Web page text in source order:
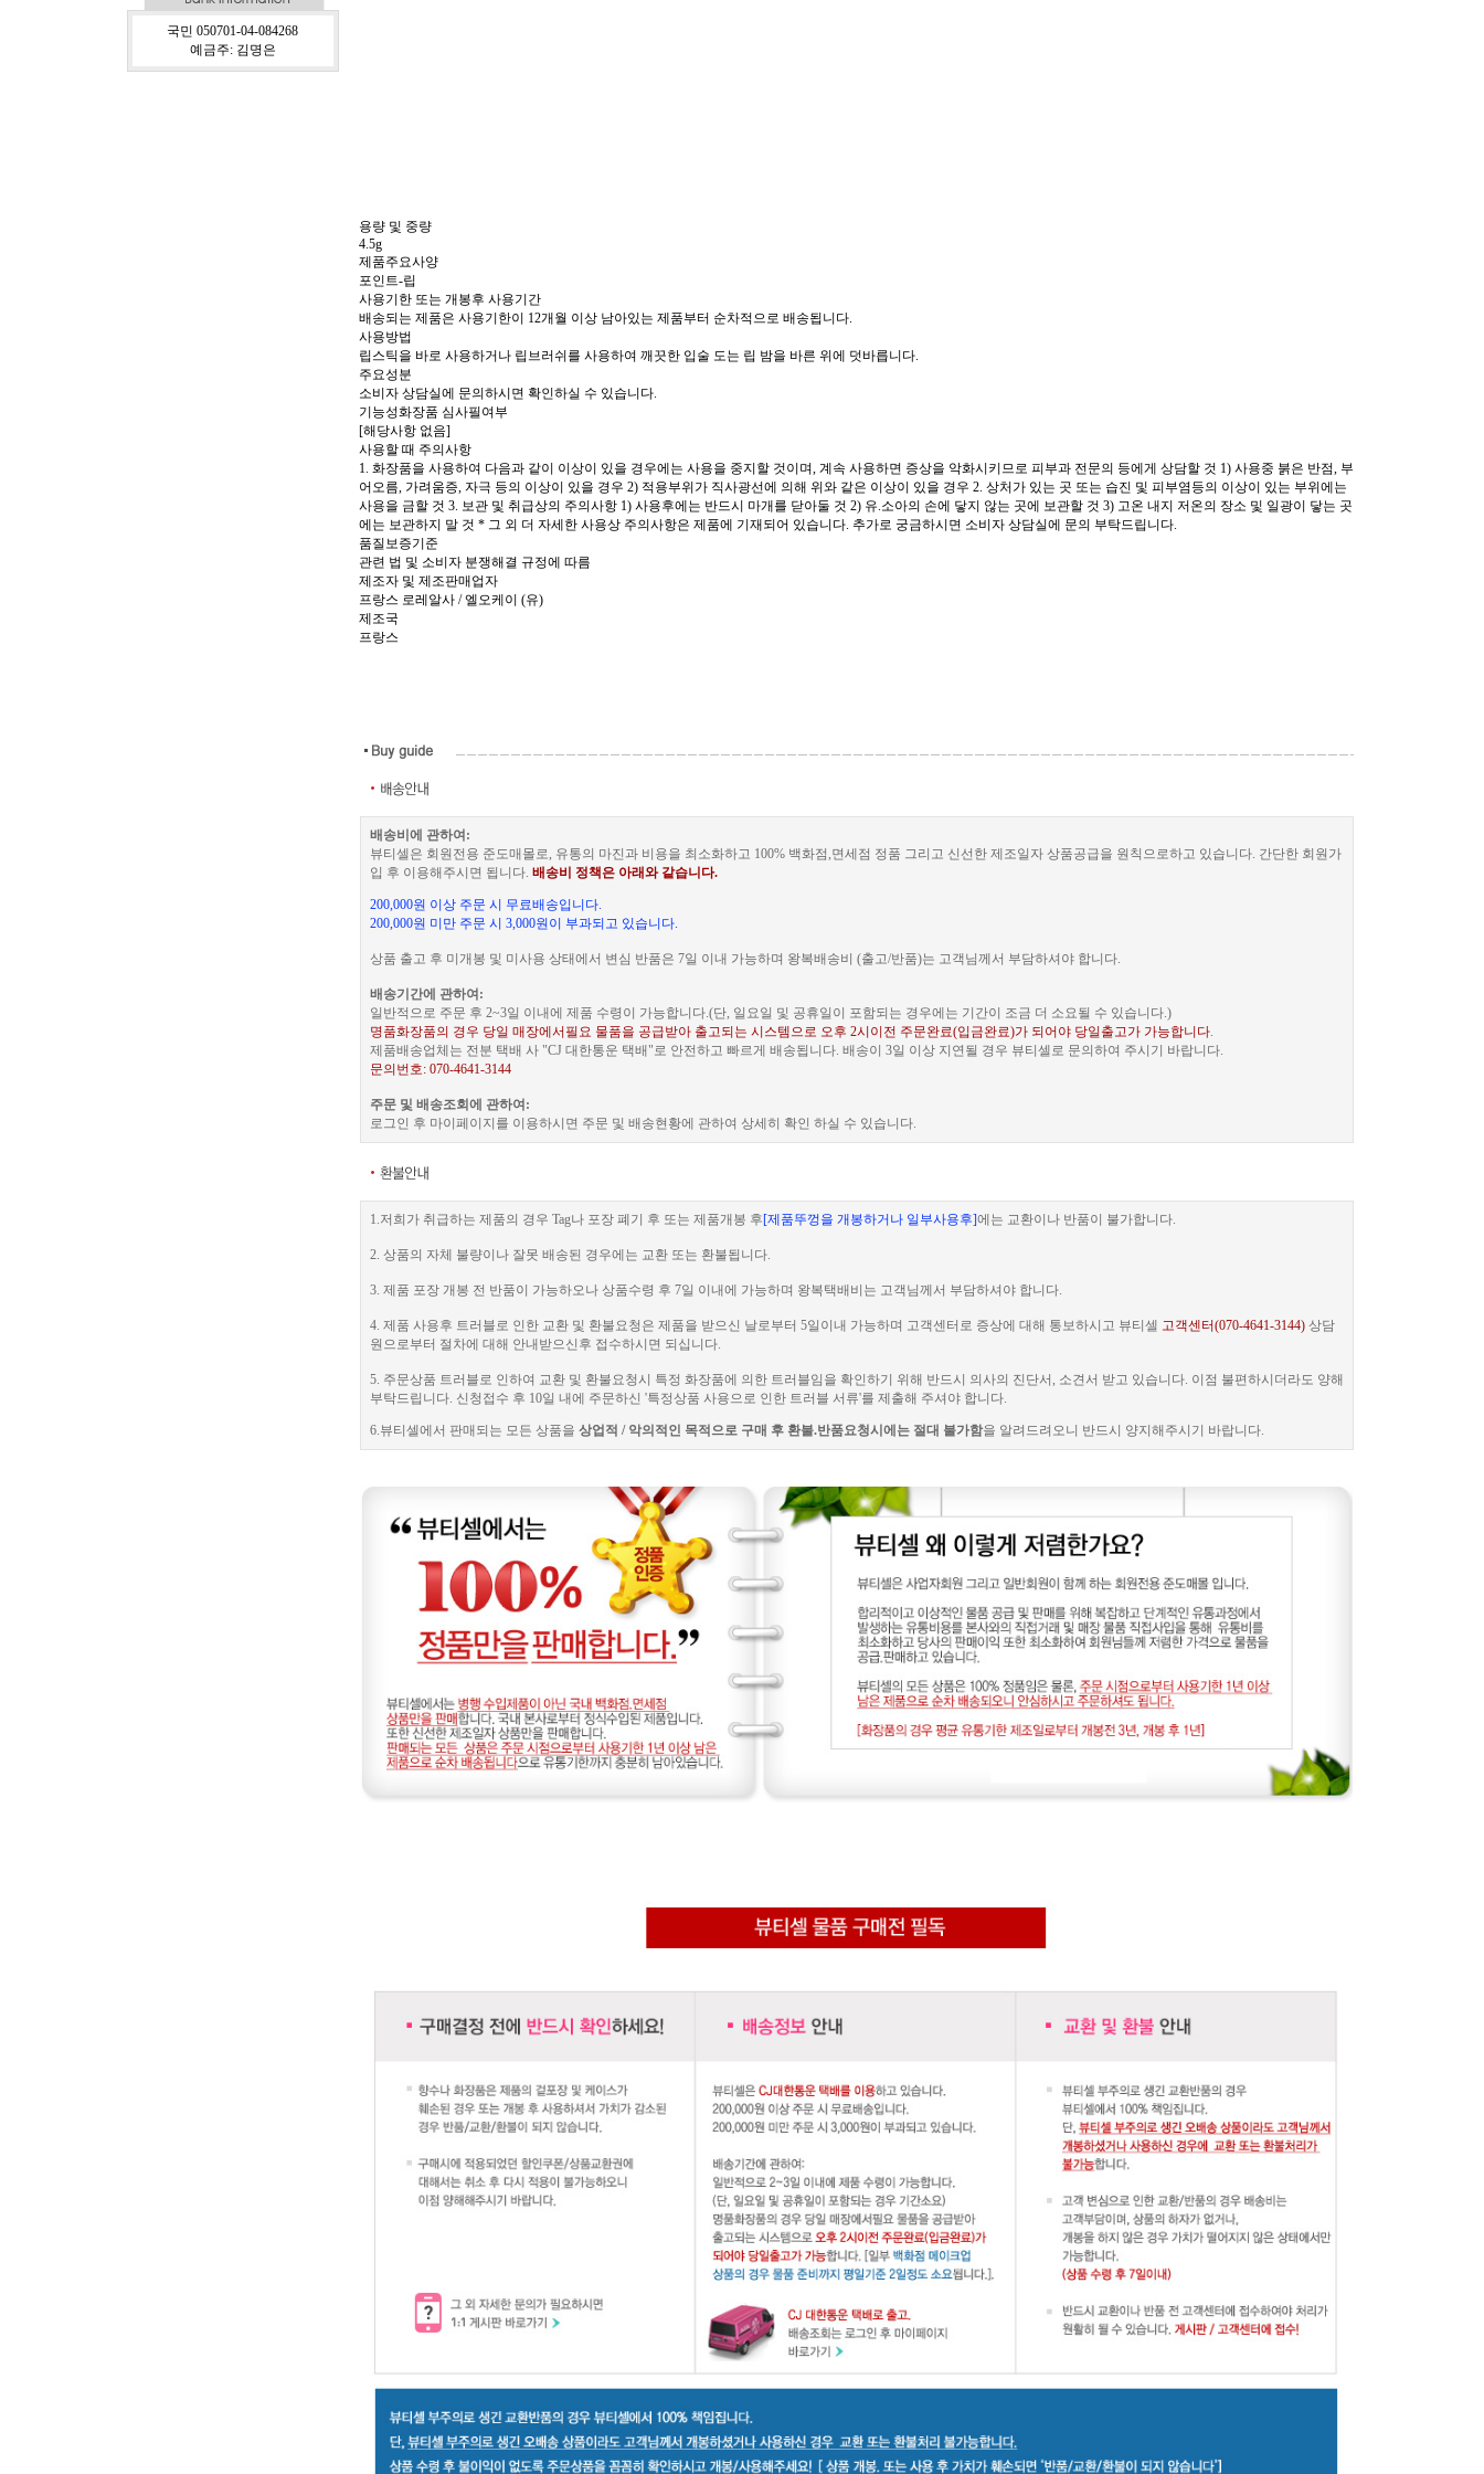
국민 050701-04-084268
예금주: 김명은
용량 및 중량
4.5g
제품주요사양
포인트-립
사용기한 또는 개봉후 사용기간
배송되는 제품은 사용기한이 12개월 이상 남아있는 제품부터 순차적으로 배송됩니다.
사용방법
립스틱을 바로 사용하거나 립브러쉬를 사용하여 깨끗한 입술 도는 립 밤을 바른 위에 덧바릅니다.
주요성분
소비자 상담실에 문의하시면 확인하실 수 있습니다.
기능성화장품 심사필여부
[해당사항 없음]
사용할 때 주의사항
1. 화장품을 사용하여 다음과 같이 이상이 있을 경우에는 사용을 중지할 것이며, 계속 사용하면 증상을 악화시키므로 피부과 전문의 등에게 상담할 것 1) 사용중 붉은 반점, 부
어오름, 가려움증, 자극 등의 이상이 있을 경우 2) 적용부위가 직사광선에 의해 위와 같은 이상이 있을 경우 2. 상처가 있는 곳 또는 습진 및 피부염등의 이상이 있는 부위에는
사용을 금할 것 3. 보관 및 취급상의 주의사항 1) 사용후에는 반드시 마개를 닫아둘 것 2) 유.소아의 손에 닿지 않는 곳에 보관할 것 3) 고온 내지 저온의 장소 및 일광이 닿는 곳
에는 보관하지 말 것 * 그 외 더 자세한 사용상 주의사항은 제품에 기재되어 있습니다. 추가로 궁금하시면 소비자 상담실에 문의 부탁드립니다.
품질보증기준
관련 법 및 소비자 분쟁해결 규정에 따름
제조자 및 제조판매업자
프랑스 로레알사 / 엘오케이 (유)
제조국
프랑스
배송비에 관하여:
뷰티셀은 회원전용 준도매몰로, 유통의 마진과 비용을 최소화하고 100% 백화점,면세점 정품 그리고 신선한 제조일자 상품공급을 원칙으로하고 있습니다. 간단한 회원가
입 후 이용해주시면 됩니다. 배송비 정책은 아래와 같습니다.
200,000원 이상 주문 시 무료배송입니다.
200,000원 미만 주문 시 3,000원이 부과되고 있습니다.
상품 출고 후 미개봉 및 미사용 상태에서 변심 반품은 7일 이내 가능하며 왕복배송비 (출고/반품)는 고객님께서 부담하셔야 합니다.
배송기간에 관하여:
일반적으로 주문 후 2~3일 이내에 제품 수령이 가능합니다.(단, 일요일 및 공휴일이 포함되는 경우에는 기간이 조금 더 소요될 수 있습니다.)
명품화장품의 경우 당일 매장에서필요 물품을 공급받아 출고되는 시스템으로 오후 2시이전 주문완료(입금완료)가 되어야 당일출고가 가능합니다.
제품배송업체는 전분 택배 사 "CJ 대한통운 택배"로 안전하고 빠르게 배송됩니다. 배송이 3일 이상 지연될 경우 뷰티셀로 문의하여 주시기 바랍니다.
문의번호: 070-4641-3144
주문 및 배송조회에 관하여:
로그인 후 마이페이지를 이용하시면 주문 및 배송현황에 관하여 상세히 확인 하실 수 있습니다.
1.저희가 취급하는 제품의 경우 Tag나 포장 폐기 후 또는 제품개봉 후[제품뚜껑을 개봉하거나 일부사용후]에는 교환이나 반품이 불가합니다.
2. 상품의 자체 불량이나 잘못 배송된 경우에는 교환 또는 환불됩니다.
3. 제품 포장 개봉 전 반품이 가능하오나 상품수령 후 7일 이내에 가능하며 왕복택배비는 고객님께서 부담하셔야 합니다.
4. 제품 사용후 트러블로 인한 교환 및 환불요청은 제품을 받으신 날로부터 5일이내 가능하며 고객센터로 증상에 대해 통보하시고 뷰티셀 고객센터(070-4641-3144)상담
원으로부터 절차에 대해 안내받으신후 접수하시면 되십니다.
5. 주문상품 트러블로 인하여 교환 및 환불요청시 특정 화장품에 의한 트러블임을 확인하기 위해 반드시 의사의 진단서, 소견서 받고 있습니다. 이점 불편하시더라도 양해
부탁드립니다. 신청접수 후 10일 내에 주문하신 '특정상품 사용으로 인한 트러블 서류'를 제출해 주셔야 합니다.
6.뷰티셀에서 판매되는 모든 상품을 상업적 / 악의적인 목적으로 구매 후 환불.반품요청시에는 절대 불가함을 알려드려오니 반드시 양지해주시기 바랍니다.